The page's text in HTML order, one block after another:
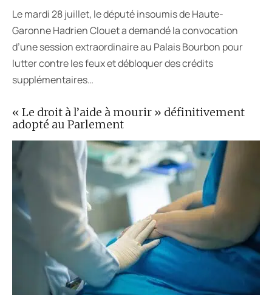
« Le droit à l’aide à mourir » définitivement
adopté au Parlement
Le mardi 28 juillet, le député insoumis de Haute-
Garonne Hadrien Clouet a demandé la convocation
d’une session extraordinaire au Palais Bourbon pour
lutter contre les feux et débloquer des crédits
supplémentaires…